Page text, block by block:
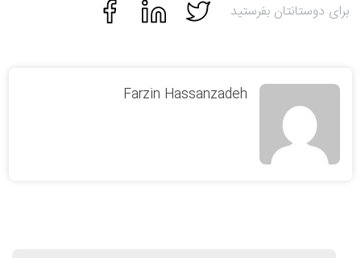
برای دوستانتان بفرستید
Farzin Hassanzadeh